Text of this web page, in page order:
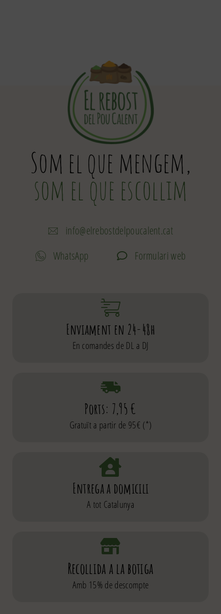
Som el que mengem,
som el que escollim
info@elrebostdelpoucalent.cat
WhatsApp
Formulari web
Enviament en 24-48h
En comandes de DL a DJ
Ports: 7,95 €
Gratuït a partir de 95€ (*)
Entrega a domicili
A tot Catalunya
Recollida a la botiga
Amb 15% de descompte